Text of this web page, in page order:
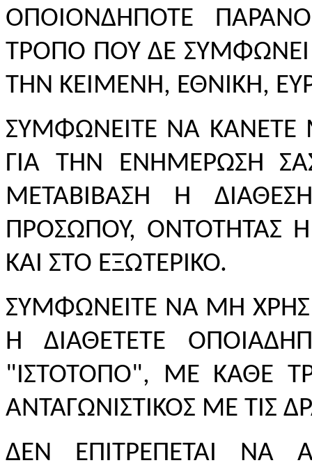
ΟΠΟΙΟΝΔΗΠΟΤΕ
ΤΡΟΠΟ ΠΟΥ ΔΕ ΣΥΜΦΩΝΕΙ
ΤΗΝ ΚΕΙΜΕΝΗ, ΕΘΝΙΚΗ,
ΣΥΜΦΩΝΕΙΤΕ ΝΑ
ΓΙΑ ΤΗΝ ΕΝΗΜΕΡΩΣΗ
ΜΕΤΑΒΙΒΑΣΗ Ή
ΠΡΟΣΩΠΟΥ, ΟΝΤΟΤΗΤΑΣ Ή
ΚΑΙ ΣΤΟ ΕΞΩΤΕΡΙΚΟ.
ΣΥΜΦΩΝΕΙΤΕ ΝΑ ΜΗ
Ή ΔΙΑΘΕΤΕΤΕ
"ΙΣΤΟΤΟΠΟ", ΜΕ ΚΑΘΕ
ΑΝΤΑΓΩΝΙΣΤΙΚΟΣ ΜΕ ΤΙΣ
ΔΕΝ ΕΠΙΤΡΕΠΕΤΑΙ ΝΑ